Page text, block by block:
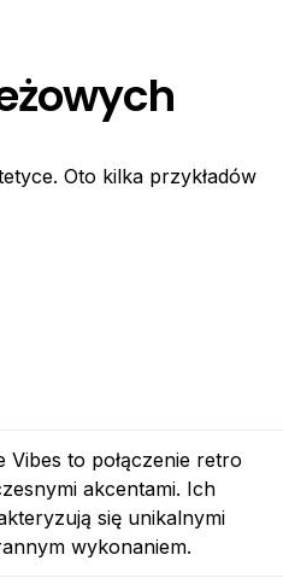
Oto kilka przykładów
Vibes to połączenie retro
akcentami. Ich
się unikalnymi
wykonaniem.